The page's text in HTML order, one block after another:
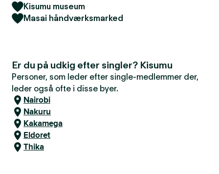
Kisumu museum
Masai håndværksmarked
Er du på udkig efter singler? Kisumu
Personer, som leder efter single-medlemmer der,
leder også ofte i disse byer.
Nairobi
Nakuru
Kakamega
Eldoret
Thika